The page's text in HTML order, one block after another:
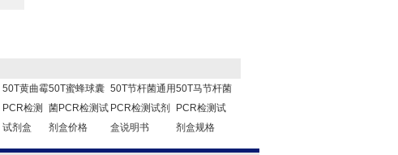
50T黄曲霉
PCR检测
试剂盒
50T蜜蜂球囊
菌PCR检测试
剂盒价格
50T节杆菌通用
PCR检测试剂
盒说明书
50T马节杆菌
PCR检测试
剂盒规格